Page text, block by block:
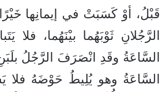
قَبْلُ، أوْ كَسَبَتْ في إيمانِها
الرَّجُلانِ ثَوْبَهُما بيْنَهُما، فلا
السَّاعَةُ وقَدِ انْصَرَفَ الرَّجُلُ
السَّاعَةُ وهو يُلِيطُ حَوْضَهُ فلا